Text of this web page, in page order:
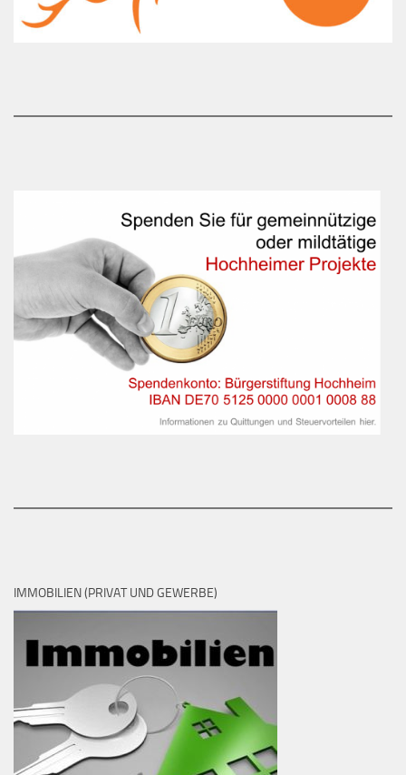
IMMOBILIEN (PRIVAT UND GEWERBE)